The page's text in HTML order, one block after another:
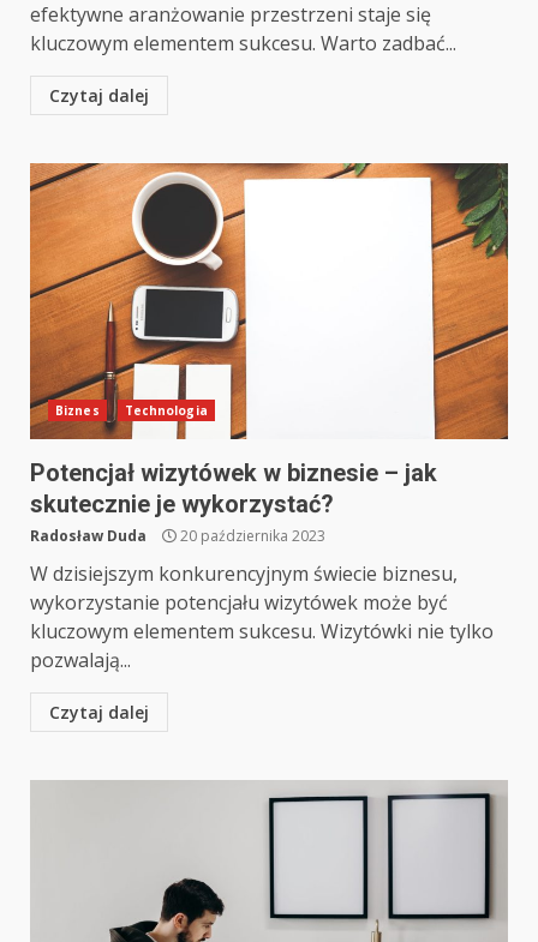
efektywne aranżowanie przestrzeni staje się
kluczowym elementem sukcesu. Warto zadbać...
Czytaj dalej
Biznes Technologia
Potencjał wizytówek w biznesie – jak
skutecznie je wykorzystać?
Radosław Duda 20 października 2023
W dzisiejszym konkurencyjnym świecie biznesu,
wykorzystanie potencjału wizytówek może być
kluczowym elementem sukcesu. Wizytówki nie tylko
pozwalają...
Czytaj dalej